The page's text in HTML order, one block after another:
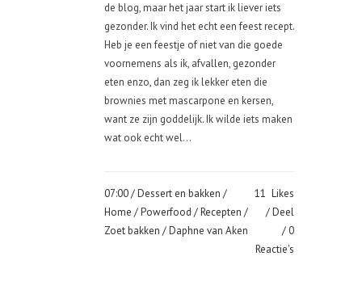
de blog, maar het jaar start ik liever iets
gezonder. Ik vind het echt een feest recept.
Heb je een feestje of niet van die goede
voornemens als ik, afvallen, gezonder
eten enzo, dan zeg ik lekker eten die
brownies met mascarpone en kersen,
want ze zijn goddelijk. Ik wilde iets maken
wat ook echt wel...
07:00 /Dessert en bakken /
Home /Powerfood /Recepten /
Zoet bakken / Daphne van Aken
11 Likes
Deel
0
Reactie's